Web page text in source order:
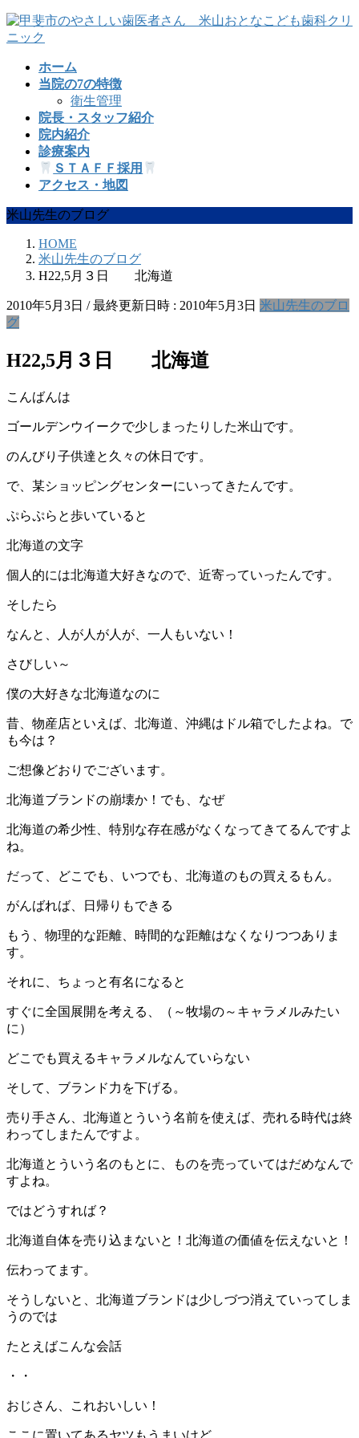
コ
ン
ナ
ビ
ホーム
当院の7の特徴
衛生管理
院長・スタッフ紹介
院内紹介
診療案内
ＳＴＡＦＦ採用
アクセス・地図
米山先生のブログ
HOME
米山先生のブログ
H22,5月３日 北海道
2010年5月3日 / 最終更新日時 : 2010年5月3日 米山先生のブロ
グ
H22,5月３日 北海道
こんばんは
ゴールデンウイークで少しまったりした米山です。
のんびり子供達と久々の休日です。
で、某ショッピングセンターにいってきたんです。
ぷらぷらと歩いていると
北海道の文字
個人的には北海道大好きなので、近寄っていったんです。
そしたら
なんと、人が人が人が、一人もいない！
さびしい～
僕の大好きな北海道なのに
昔、物産店といえば、北海道、沖縄はドル箱でしたよね。で
も今は？
ご想像どおりでございます。
北海道ブランドの崩壊か！でも、なぜ
北海道の希少性、特別な存在感がなくなってきてるんですよ
ね。
だって、どこでも、いつでも、北海道のもの買えるもん。
がんばれば、日帰りもできる
もう、物理的な距離、時間的な距離はなくなりつつありま
す。
それに、ちょっと有名になると
すぐに全国展開を考える、（～牧場の～キャラメルみたい
に）
どこでも買えるキャラメルなんていらない
そして、ブランド力を下げる。
売り手さん、北海道とういう名前を使えば、売れる時代は終
わってしまたんですよ。
北海道とういう名のもとに、ものを売っていてはだめなんで
すよね。
ではどうすれば？
北海道自体を売り込まないと！北海道の価値を伝えないと！
伝わってます。
そうしないと、北海道ブランドは少しづつ消えていってしま
うのでは
たとえばこんな会話
・・
おじさん、これおいしい！
ここに置いてあるヤツもうまいけど